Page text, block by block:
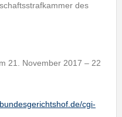
des
21. November 2017 – 22
cgi-